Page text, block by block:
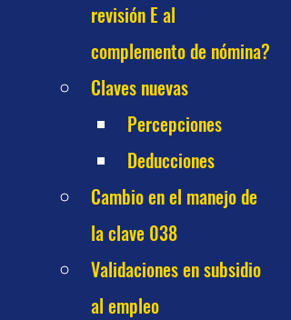
revisión E al
complemento de nómina?
Claves nuevas
Percepciones
Deducciones
Cambio en el manejo de
la clave 038
Validaciones en subsidio
al empleo